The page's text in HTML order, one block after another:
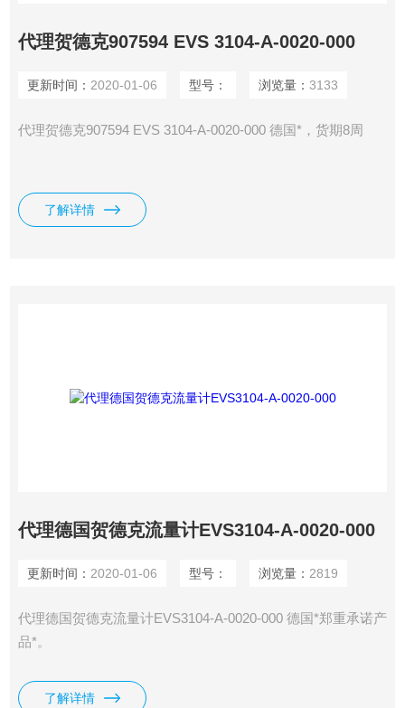
代理贺德克907594 EVS 3104-A-0020-000
更新时间： 2020-01-06 型号： 浏览量： 3133
代理贺德克907594 EVS 3104-A-0020-000 德国*，货期8周
了解详情
代理德国贺德克流量计EVS3104-A-0020-000
更新时间： 2020-01-06 型号： 浏览量： 2819
代理德国贺德克流量计EVS3104-A-0020-000 德国*郑重承诺产
品*。
了解详情